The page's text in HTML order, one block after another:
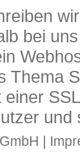
bei
Thema
einer
und
|